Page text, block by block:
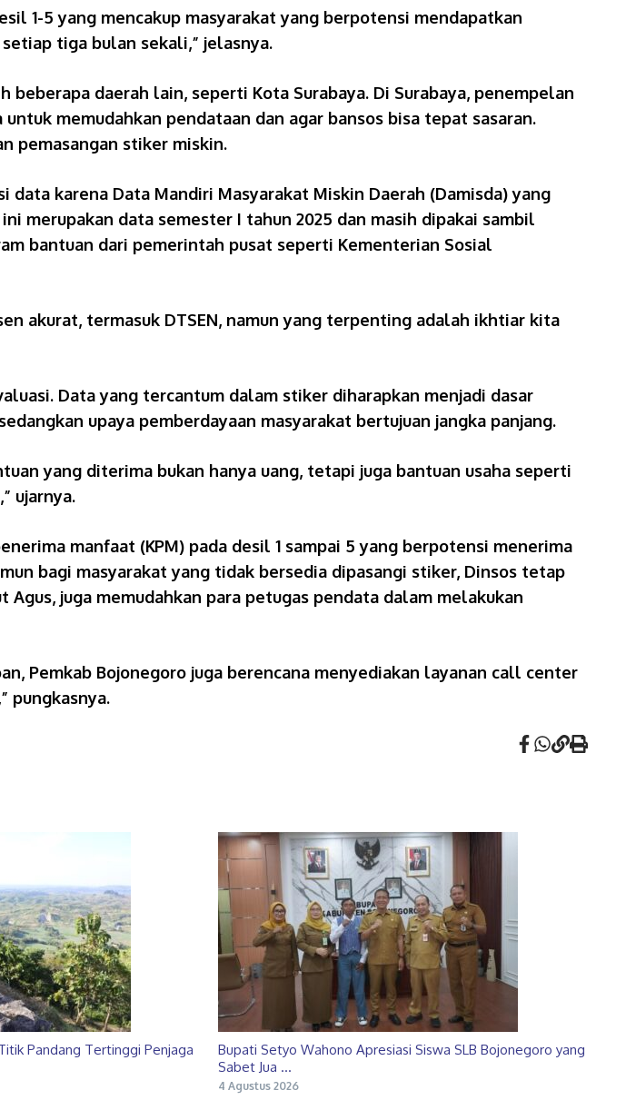
1-5 yang mencakup masyarakat yang berpotensi mendapatkan
tiga bulan sekali,” jelasnya.
daerah lain, seperti Kota Surabaya. Di Surabaya, penempelan
memudahkan pendataan dan agar bansos bisa tepat sasaran.
pemasangan stiker miskin.
karena Data Mandiri Masyarakat Miskin Daerah (Damisda) yang
merupakan data semester I tahun 2025 dan masih dipakai sambil
bantuan dari pemerintah pusat seperti Kementerian Sosial
akurat, termasuk DTSEN, namun yang terpenting adalah ikhtiar kita
Data yang tercantum dalam stiker diharapkan menjadi dasar
upaya pemberdayaan masyarakat bertujuan jangka panjang.
yang diterima bukan hanya uang, tetapi juga bantuan usaha seperti
ujarnya.
manfaat (KPM) pada desil 1 sampai 5 yang berpotensi menerima
bagi masyarakat yang tidak bersedia dipasangi stiker, Dinsos tetap
juga memudahkan para petugas pendata dalam melakukan
Pemkab Bojonegoro juga berencana menyediakan layanan call center
pungkasnya.
Pandang Tertinggi Penjaga
Bupati Setyo Wahono Apresiasi Siswa SLB Bojonegoro yang
Sabet Jua ...
4 Agustus 2026